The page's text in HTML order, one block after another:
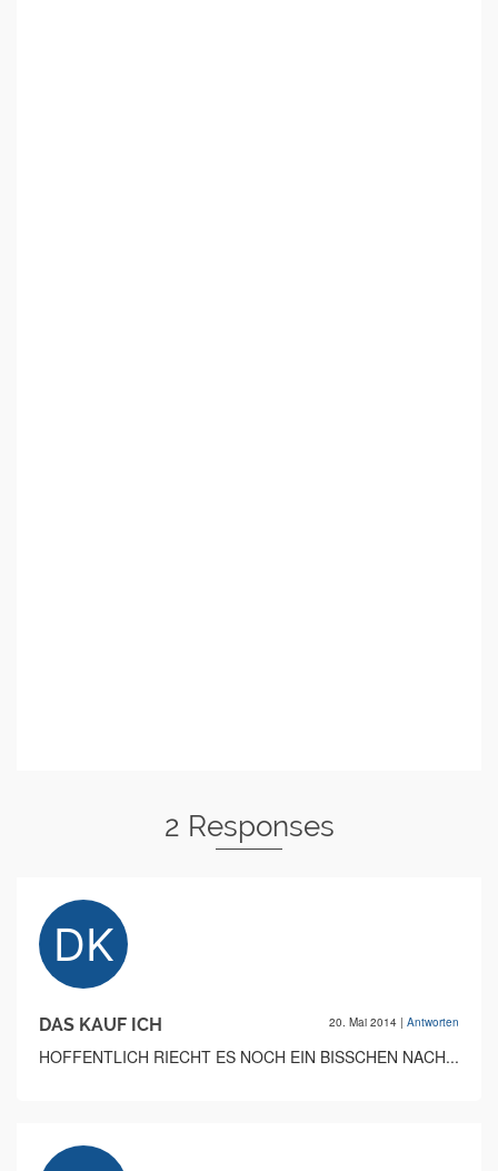
2 Responses
DAS KAUF ICH 20. Mai 2014 | Antworten
HOFFENTLICH RIECHT ES NOCH EIN BISSCHEN NACH...